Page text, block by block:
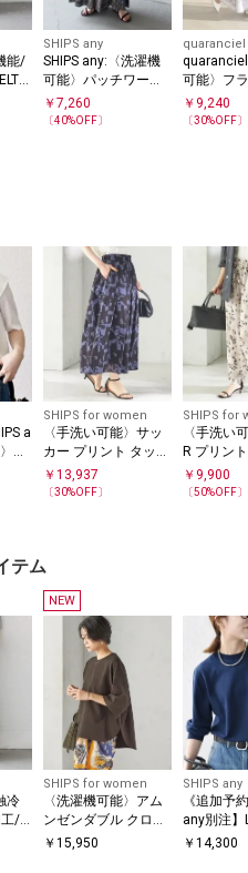
能/
SHIPS any
SHIPS any:〈洗濯機
可能〉パッチワーク
ジオメ プリント ドロ
スト ギャザー スカー
￥ 7,260
〔40%OFF〕
quaranciel
可能〉フ
ーフ プリ
ー フレア
￥ 9,240
〔30%OFF〕
a
ラ
ラ
SHIPS for women
〈手洗い可能〉サッ
カー プリント タック
ギャザー スカート
￥ 13,937
〔30%OFF〕
SHIPS for
〈手洗い
R プリン
ンツ
￥ 9,900
〔50%OFF〕
テム
冷
工/
ン
NEW
SHIPS for women
〈洗濯機可能〉アム
ンゼンダブル クロス
プルオーバー
￥ 15,950
SHIPS any
《追加予
any別注】
〈洗濯機
￥14,300